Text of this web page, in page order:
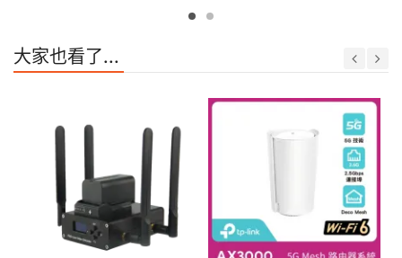
大家也看了...